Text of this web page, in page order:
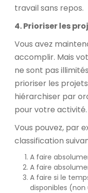
travail sans repos.
4. Prioriser les
Vous avez
accomplir. Mais
ne sont pas
prioriser les
hiérarchiser par
pour votre activité.
Vous pouvez, par
classification
A faire
A faire
A faire si le
disponibles